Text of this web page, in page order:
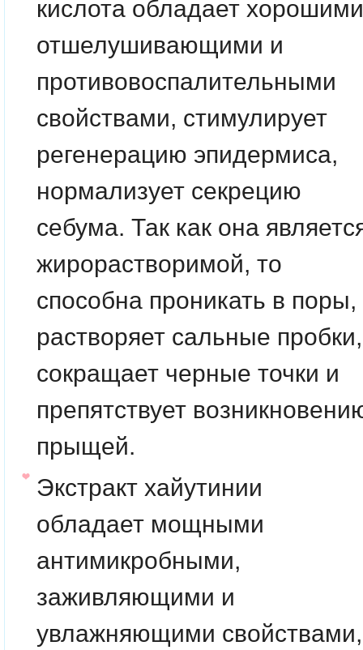
кислота обладает хорошими
отшелушивающими и
противовоспалительными
свойствами, стимулирует
регенерацию эпидермиса,
нормализует секрецию
себума. Так как она
жирорастворимой, то
способна проникать в поры,
растворяет сальные пробки,
сокращает черные точки и
препятствует
прыщей.
Экстракт хайутинии
обладает мощными
антимикробными,
заживляющими и
увлажняющими свойствами,